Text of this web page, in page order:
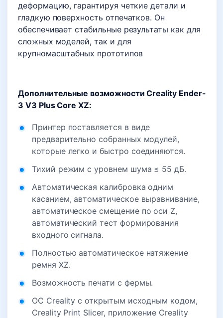
деформацию, гарантируя четкие детали и
гладкую поверхность отпечатков. Он
обеспечивает стабильные результаты как для
сложных моделей, так и для
крупномасштабных прототипов
Дополнительные возможности Creality Ender-
3 V3 Plus Core XZ:
Принтер поставляется в виде
предварительно собранных модулей,
которые легко и быстро соединяются.
Тихий режим с уровнем шума ≤ 55 дБ.
Автоматическая калибровка одним
касанием, автоматическое выравнивание,
автоматическое смещение по оси Z,
автоматический тест формирования
входного сигнала.
Полностью автоматическое натяжение
ремня XZ.
Возможность печати с фермы.
ОС Creality с открытым исходным кодом,
Creality Print Slicer, приложение Creality